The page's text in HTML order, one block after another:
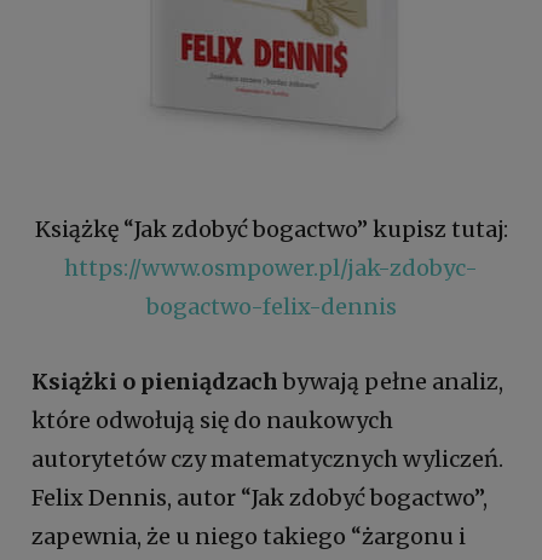
Książkę “Jak zdobyć bogactwo” kupisz tutaj:
https://www.osmpower.pl/jak-zdobyc-
bogactwo-felix-dennis
Książki o pieniądzachbywają pełne analiz,
które odwołują się do naukowych
autorytetów czy matematycznych wyliczeń.
Felix Dennis, autor “Jak zdobyć bogactwo”,
zapewnia, że u niego takiego “żargonu i